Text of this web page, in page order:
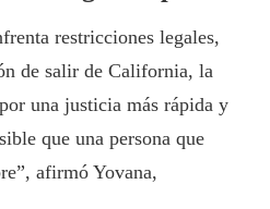
restricciones legales,
de salir de California, la
una justicia más rápida y
que una persona que
afirmó Yovana,